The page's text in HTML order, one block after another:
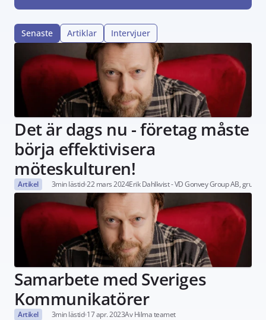
Senaste Artiklar Intervjuer
Det är dags nu - företag måste
börja effektivisera
möteskulturen!
Artikel 3min lästid 22 mars 2024Erik Dahlkvist - VD Gonvey Group AB,
Samarbete med Sveriges
Kommunikatörer
Artikel 3min lästid 17 apr. 2023Av Hilma teamet